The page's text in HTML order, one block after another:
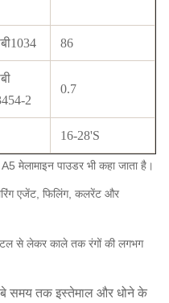
86
2
0.7
16-28'S
मेलामाइन पाउडर भी कहा जाता है।
एजेंट, फिलिंग, कलरेंट और
से लेकर काले तक रंगों की लगभग
समय तक इस्तेमाल और धोने के